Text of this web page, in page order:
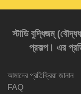
স্টাডি বুদ্ধিজম্‌
প্রকল্প। এর
আমাদের প্রতিক্রিয়া জানান
FAQ